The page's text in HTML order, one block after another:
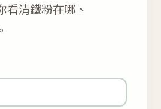
看清鐵粉在哪、